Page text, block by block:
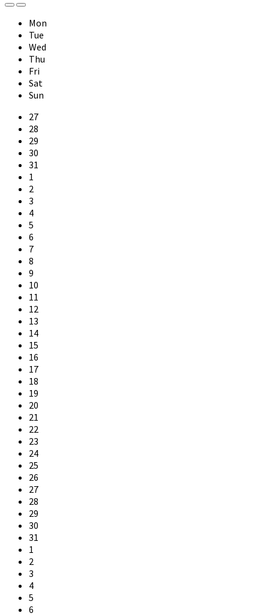
Previous
Month
Next
Month
Mon
Tue
Wed
Thu
Fri
Sat
Sun
Skip
calendar
days
27
28
29
30
31
1
2
3
4
5
6
7
8
9
10
11
12
13
14
15
16
17
18
19
20
21
22
23
24
25
26
27
28
29
30
31
1
2
3
4
5
6